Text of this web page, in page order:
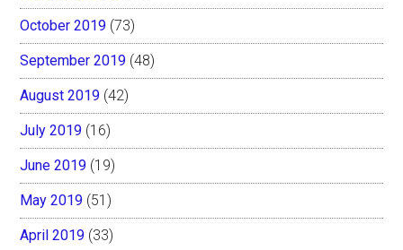
October 2019 (73)
September 2019 (48)
August 2019 (42)
July 2019 (16)
June 2019 (19)
May 2019 (51)
April 2019 (33)